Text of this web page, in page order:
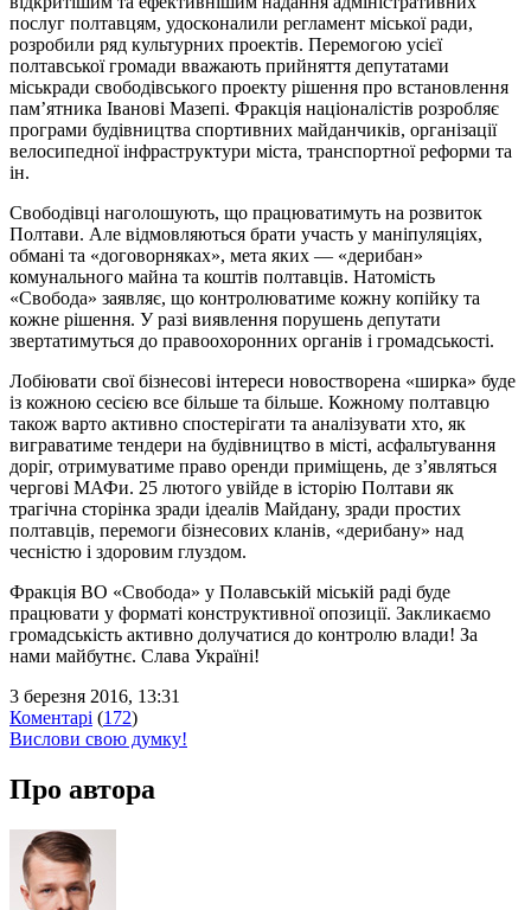
послуг полтавцям, удосконалили регламент міської ради,
розробили ряд культурних проектів. Перемогою усієї
полтавської громади вважають прийняття депутатами
міськради свободівського проекту рішення про встановлення
пам’ятника Іванові Мазепі. Фракція націоналістів розробляє
програми будівництва спортивних майданчиків, організації
велосипедної інфраструктури міста, транспортної реформи та
ін.
Свободівці наголошують, що працюватимуть на розвиток
Полтави. Але відмовляються брати участь у маніпуляціях,
обмані та «договорняках», мета яких — «дерибан»
комунального майна та коштів полтавців. Натомість
«Свобода» заявляє, що контролюватиме кожну копійку та
кожне рішення. У разі виявлення порушень депутати
звертатимуться до правоохоронних органів і громадськості.
Лобіювати свої бізнесові інтереси новостворена «ширка» буде
із кожною сесією все більше та більше. Кожному полтавцю
також варто активно спостерігати та аналізувати хто, як
виграватиме тендери на будівництво в місті, асфальтування
доріг, отримуватиме право оренди приміщень, де з’являться
чергові МАФи. 25 лютого увійде в історію Полтави як
трагічна сторінка зради ідеалів Майдану, зради простих
полтавців, перемоги бізнесових кланів, «дерибану» над
чесністю і здоровим глуздом.
Фракція ВО «Свобода» у Полавській міській раді буде
працювати у форматі конструктивної опозиції. Закликаємо
громадськість активно долучатися до контролю влади! За
нами майбутнє. Слава Україні!
3 березня 2016, 13:31
Коментарі (172)
Вислови свою думку!
Про автора